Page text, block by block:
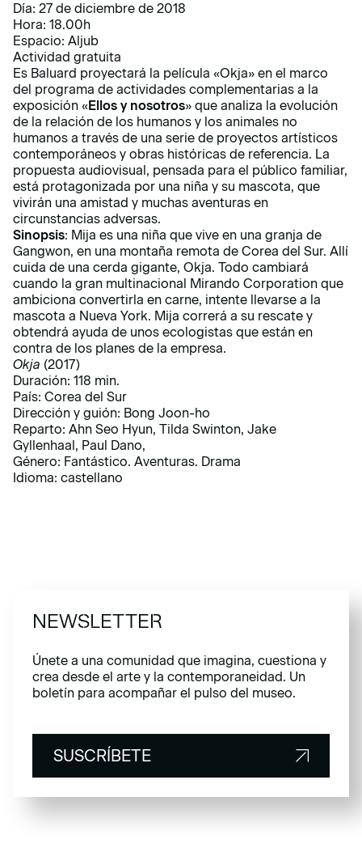
Día: 27 de diciembre de 2018
Hora: 18.00h
Espacio: Aljub
Actividad gratuita
Es Baluard proyectará la película «Okja» en el marco
del programa de actividades complementarias a la
exposición «Ellos y nosotros» que analiza la evolución
de la relación de los humanos y los animales no
humanos a través de una serie de proyectos artísticos
contemporáneos y obras históricas de referencia. La
propuesta audiovisual, pensada para el público familiar,
está protagonizada por una niña y su mascota, que
vivirán una amistad y muchas aventuras en
circunstancias adversas.
Sinopsis: Mija es una niña que vive en una granja de
Gangwon, en una montaña remota de Corea del Sur. Allí
cuida de una cerda gigante, Okja. Todo cambiará
cuando la gran multinacional Mirando Corporation que
ambiciona convertirla en carne, intente llevarse a la
mascota a Nueva York. Mija correrá a su rescate y
obtendrá ayuda de unos ecologistas que están en
contra de los planes de la empresa.
Okja (2017)
Duración: 118 min.
País: Corea del Sur
Dirección y guión: Bong Joon-ho
Reparto: Ahn Seo Hyun, Tilda Swinton, Jake
Gyllenhaal, Paul Dano,
Género: Fantástico. Aventuras. Drama
Idioma: castellano
NEWSLETTER
Únete a una comunidad que imagina, cuestiona y
crea desde el arte y la contemporaneidad. Un
boletín para acompañar el pulso del museo.
SUSCRÍBETE
SUSCRÍBETE